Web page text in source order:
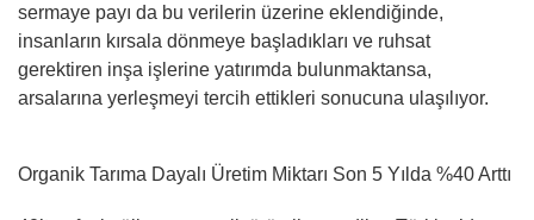
sermaye payı da bu verilerin üzerine eklendiğinde,
insanların kırsala dönmeye başladıkları ve ruhsat
gerektiren inşa işlerine yatırımda bulunmaktansa,
arsalarına yerleşmeyi tercih ettikleri sonucuna ulaşılıyor.
Organik Tarıma Dayalı Üretim Miktarı Son 5 Yılda %40 Arttı